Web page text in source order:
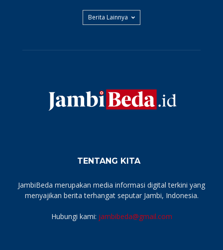
Berita Lainnya
TENTANG KITA
JambiBeda merupakan media informasi digital terkini yang
menyajikan berita terhangat seputar Jambi, Indonesia.
Hubungi kami: jambibeda@gmail.com